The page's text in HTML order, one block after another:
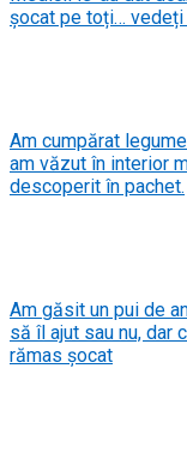
șocat pe toți…
Am cumpărat
am văzut în interior
descoperit în pachet.
Am găsit un pui de
să îl ajut sau nu, dar
rămas șocat